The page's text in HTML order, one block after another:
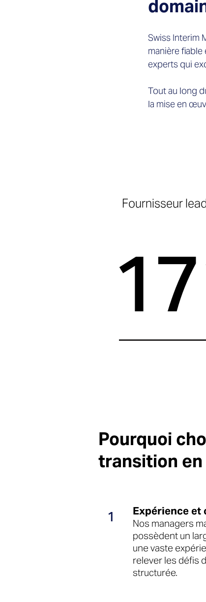
Swiss Interim
manière
experts qui
Tout au long
la mise en
Fournisseur
17
Pourquoi
transition
1 Expérience et
Nos managers
possèdent un
une vaste
relever les défis
structurée.